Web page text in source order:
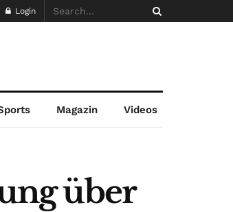
Login
Magazin Videos
über